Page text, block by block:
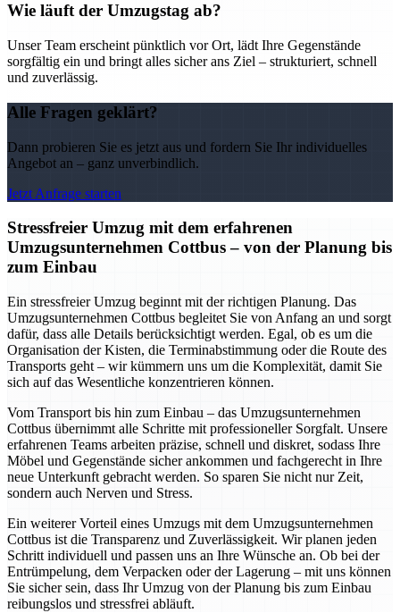
Wie läuft der Umzugstag ab?
Unser Team erscheint pünktlich vor Ort, lädt Ihre Gegenstände
sorgfältig ein und bringt alles sicher ans Ziel – strukturiert, schnell
und zuverlässig.
Alle Fragen geklärt?
Dann probieren Sie es jetzt aus und fordern Sie Ihr individuelles
Angebot an – ganz unverbindlich.
Jetzt Anfrage starten
Stressfreier Umzug mit dem erfahrenen
Umzugsunternehmen Cottbus – von der Planung bis
zum Einbau
Ein stressfreier Umzug beginnt mit der richtigen Planung. Das
Umzugsunternehmen Cottbus begleitet Sie von Anfang an und sorgt
dafür, dass alle Details berücksichtigt werden. Egal, ob es um die
Organisation der Kisten, die Terminabstimmung oder die Route des
Transports geht – wir kümmern uns um die Komplexität, damit Sie
sich auf das Wesentliche konzentrieren können.
Vom Transport bis hin zum Einbau – das Umzugsunternehmen
Cottbus übernimmt alle Schritte mit professioneller Sorgfalt. Unsere
erfahrenen Teams arbeiten präzise, schnell und diskret, sodass Ihre
Möbel und Gegenstände sicher ankommen und fachgerecht in Ihre
neue Unterkunft gebracht werden. So sparen Sie nicht nur Zeit,
sondern auch Nerven und Stress.
Ein weiterer Vorteil eines Umzugs mit dem Umzugsunternehmen
Cottbus ist die Transparenz und Zuverlässigkeit. Wir planen jeden
Schritt individuell und passen uns an Ihre Wünsche an. Ob bei der
Entrümpelung, dem Verpacken oder der Lagerung – mit uns können
Sie sicher sein, dass Ihr Umzug von der Planung bis zum Einbau
reibungslos und stressfrei abläuft.